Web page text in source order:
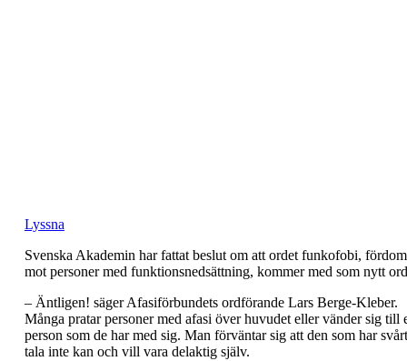
Lyssna
Svenska Akademin har fattat beslut om att ordet funkofobi,
mot personer med funktionsnedsättning, kommer med som nytt
– Äntligen! säger Afasiförbundets ordförande Lars Berge-Kleber.
Många pratar personer med afasi över huvudet eller vänder sig till
person som de har med sig. Man förväntar sig att den som har
tala inte kan och vill vara delaktig själv.